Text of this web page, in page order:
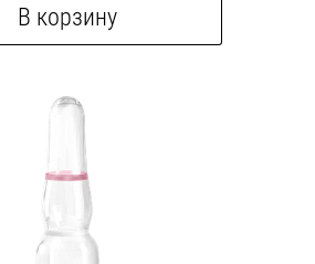
В корзину